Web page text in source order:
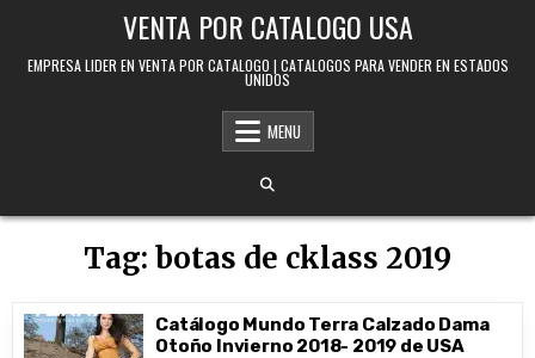
VENTA POR CATALOGO USA
EMPRESA LIDER EN VENTA POR CATALOGO | CATALOGOS PARA VENDER EN ESTADOS
UNIDOS
MENU
Tag: botas de cklass 2019
Catálogo Mundo Terra Calzado Dama
Otoño Invierno 2018- 2019 de USA